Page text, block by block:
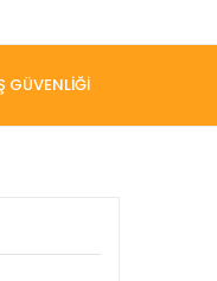
GÜVENLİĞİ